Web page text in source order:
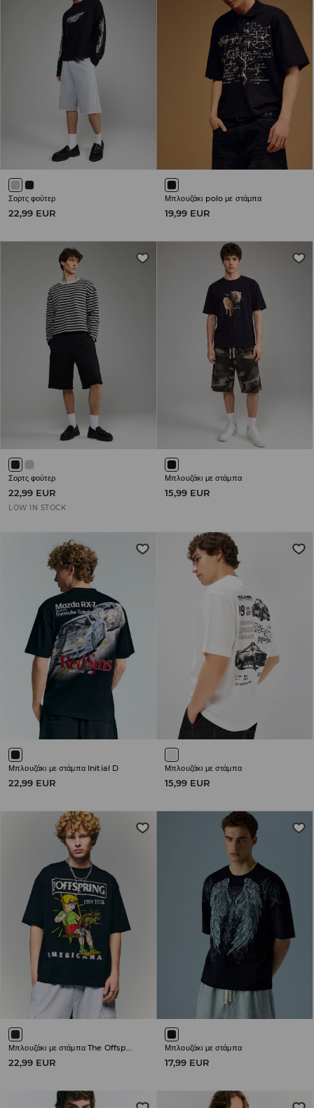
Σορτς φούτερ
22,99 EUR
Μπλουζάκι polo με στάμπα
19,99 EUR
Σορτς φούτερ
22,99 EUR
LOW IN STOCK
Μπλουζάκι με στάμπα
15,99 EUR
Μπλουζάκι με στάμπα Initial D
22,99 EUR
Μπλουζάκι με στάμπα
15,99 EUR
22,99 EUR
Μπλουζάκι με στάμπα
17,99 EUR